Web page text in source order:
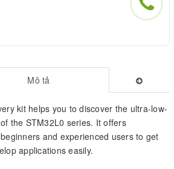
Mô tả
kit helps you to discover the ultra-low-
the STM32L0 series. It offers
and experienced users to get
applications easily.